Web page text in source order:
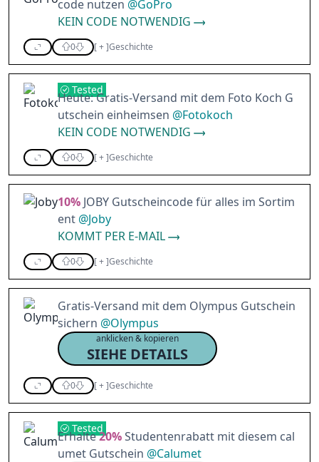
code nutzen @GoPro
KEIN CODE NOTWENDIG
0 [+]Geschichte
Tested
Heute: Gratis-Versand mit dem Foto Koch G
utschein einheimsen @Fotokoch
KEIN CODE NOTWENDIG
0 [+]Geschichte
10% JOBY Gutscheincode für alles im Sortim
ent @Joby
KOMMT PER E-MAIL
0 [+]Geschichte
Gratis-Versand mit dem Olympus Gutschein
sichern @Olympus
anklicken & kopieren
SIEHE DETAILS
0 [+]Geschichte
Tested
Erhalte20%Studentenrabatt mit diesem cal
umet Gutschein @Calumet